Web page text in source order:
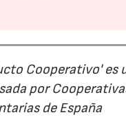
Cooperativo' es
por
de España